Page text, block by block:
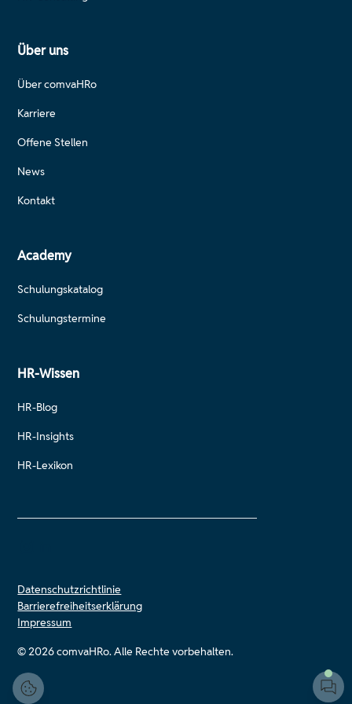
Über uns
Über comvaHRo
Karriere
Offene Stellen
News
Kontakt
Academy
Schulungskatalog
Schulungstermine
HR-Wissen
HR-Blog
HR-Insights
HR-Lexikon
© 2026 comvaHRo. Alle Rechte vorbehalten.
Datenschutzrichtlinie
Barrierefreiheitserklärung
Impressum